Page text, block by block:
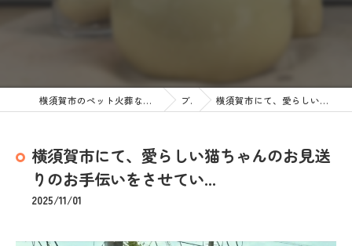
横須賀市のペット火葬なら訪問ペット火葬 ペットメモリアル神奈川 ブログ 横須賀市にて、愛らしい猫ちゃんのお見送りのお手伝いをさせてい...
横須賀市にて、愛らしい猫ちゃんのお見送
りのお手伝いをさせてい...
2025/11/01